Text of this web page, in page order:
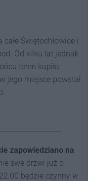
Świętochłowice i
Od kilku lat jednak
teren kupiła
jego miejsce powstał
zapowiedziano na
swe drzwi już o
będzie czynny w